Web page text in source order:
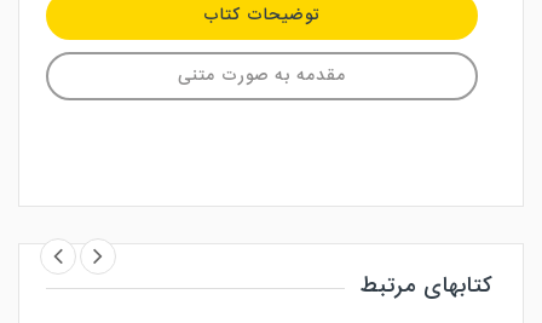
توضیحات کتاب
مقدمه به صورت متنی
کتابهای مرتبط